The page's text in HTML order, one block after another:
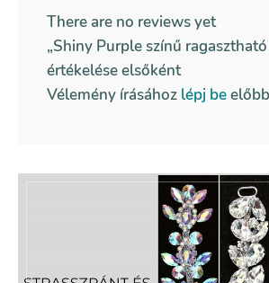
There are no reviews yet
„Shiny Purple színű
értékelése elsőként
Vélemény írásához lépj be